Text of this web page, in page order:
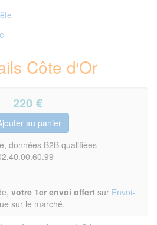
Côte d'Or
220 €
données B2B qualifiées
votre 1er envoi offert sur Envoi-
sur le marché.